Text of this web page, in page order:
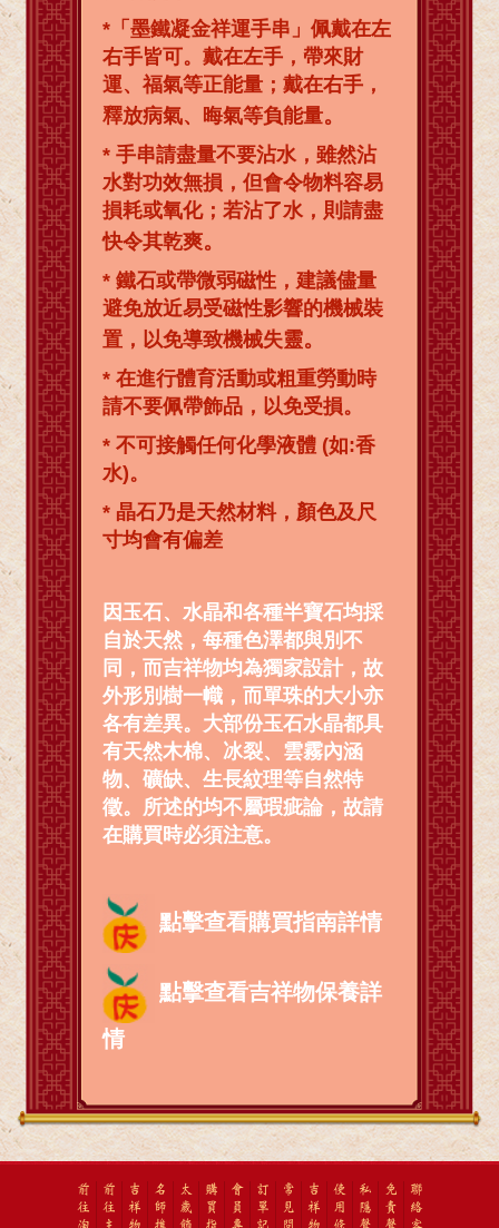
*「墨鐵凝金祥運手串」佩戴在左
右手皆可。戴在左手，帶來財
運、福氣等正能量；戴在右手，
釋放病氣、晦氣等負能量。
* 手串請盡量不要沾水，雖然沾
水對功效無損，但會令物料容易
損耗或氧化；若沾了水，則請盡
快令其乾爽。
* 鐵石或帶微弱磁性，建議儘量
避免放近易受磁性影響的機械裝
置，以免導致機械失靈。
* 在進行體育活動或粗重勞動時
請不要佩帶飾品，以免受損。
* 不可接觸任何化學液體 (如:香
水)。
* 晶石乃是天然材料，顏色及尺
寸均會有偏差
因玉石、水晶和各種半寶石均採
自於天然，每種色澤都與別不
同，而吉祥物均為獨家設計，故
外形別樹一幟，而單珠的大小亦
各有差異。大部份玉石水晶都具
有天然木棉、冰裂、雲霧內涵
物、礦缺、生長紋理等自然特
徵。所述的均不屬瑕疵論，故請
在購買時必須注意。
點擊查看購買指南詳情
點擊查看吉祥物保養詳
情
前
往
前
往
吉
祥
名
師
太
歲
購
買
會
員
訂
單
常
見
吉
祥
使
用
私
隱
免
責
聯
絡